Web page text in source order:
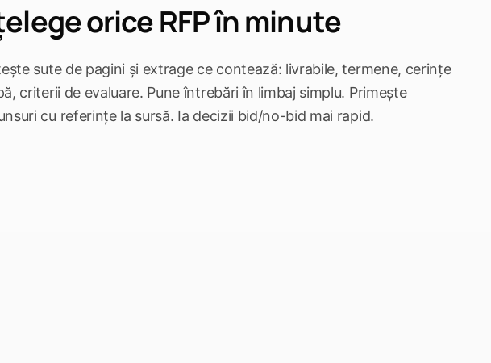
orice RFP în minute
sute de pagini și extrage ce contează: livrabile, termene, cerințe
criterii de evaluare. Pune întrebări în limbaj simplu. Primește
cu referințe la sursă. Ia decizii bid/no-bid mai rapid.